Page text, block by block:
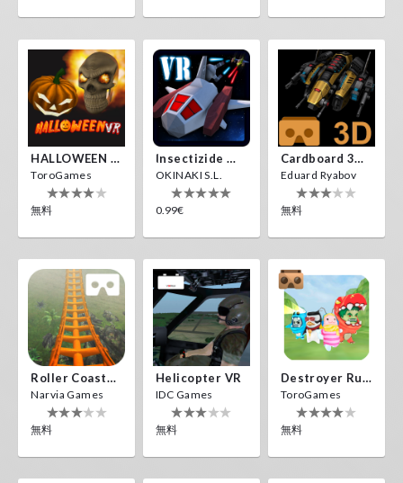
HALLOWEEN VR
ToroGames
無料
Insectizide Wars VR
OKINAKI S.L.
0.99€
Cardboard 3D VR Space FPS Game
Eduard Ryabov
無料
Roller Coaster VR
Narvia Games
無料
Helicopter VR
IDC Games
無料
Destroyer Run VR
ToroGames
無料